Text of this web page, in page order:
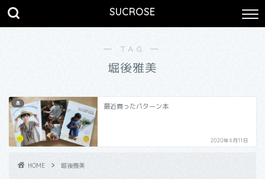
SUCROSE
― TAG ―
堀後雅美
本 最近買ったパターン本
2020年6月11日
HOME 堀後雅美